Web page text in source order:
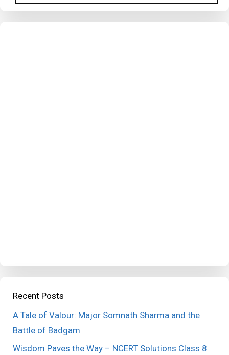
Recent Posts
A Tale of Valour: Major Somnath Sharma and the
Battle of Badgam
Wisdom Paves the Way – NCERT Solutions Class 8